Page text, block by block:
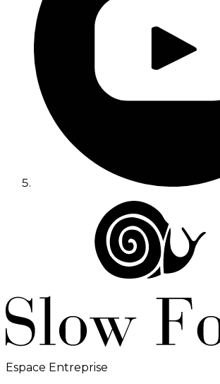
Espace Entreprise